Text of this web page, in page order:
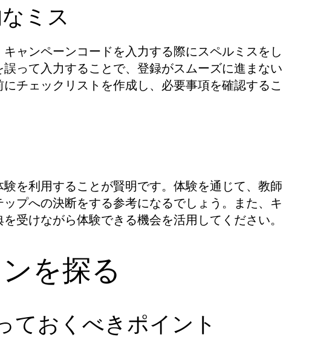
ミス
ャンペーンコードを入力する際にスペルミスをし
って入力することで、登録がスムーズに進まない
チェックリストを作成し、必要事項を確認するこ
を利用することが賢明です。体験を通じて、教師
プへの決断をする参考になるでしょう。また、キ
受けながら体験できる機会を活用してください。
を探る
ておくべきポイント